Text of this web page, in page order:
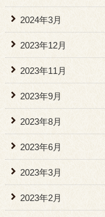
2024年3月
2023年12月
2023年11月
2023年9月
2023年8月
2023年6月
2023年3月
2023年2月